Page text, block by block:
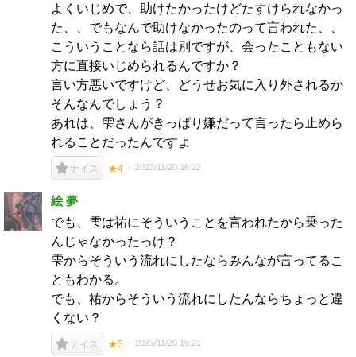
よくいじめで、助けたかったけどたすけられなかっ
た、、でもなんで助けなかったのって言われた、、
こういうことなら話は別ですが、会ったこともない
方に直接いじめられるんですか？
言い方悪いですけど、どうせお気に入り外されるか
そんなんでしょう？
あれは、雫さんがきっぱり嫌だって言ったら止めら
れることだったんですよ
ナイス ★4 2023/11/20 16:22
絵 夢
でも、雫は祐にそういうことを言われたから乗った
んじゃなかったっけ？
雫からそういう流れにしたならみんなが言ってるこ
ともわかる。
でも、祐からそういう流れにしたんならちょっと違
くない？
ナイス ★5 2023/11/20 16:21